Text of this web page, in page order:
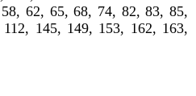
62, 65, 68, 74, 82, 83, 85,
145, 149, 153, 162, 163,